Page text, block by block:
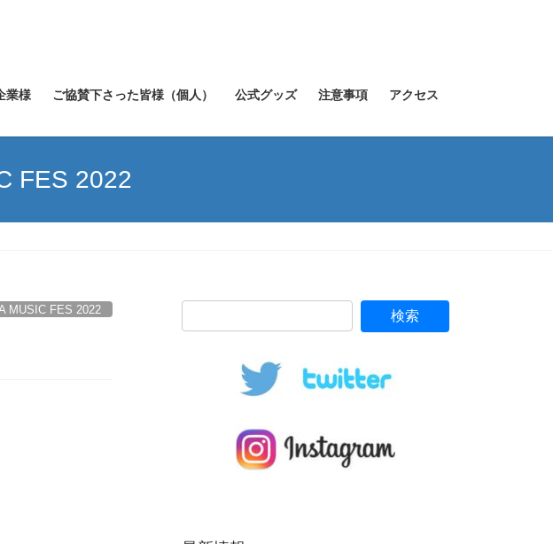
業様 ご協賛下さった皆様（個人） 公式グッズ 注意事項 アクセス
FES 2022
MUSIC FES 2022
索: